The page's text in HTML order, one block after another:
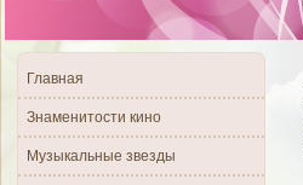
Главная
Знаменитости кино
Музыкальные звезды